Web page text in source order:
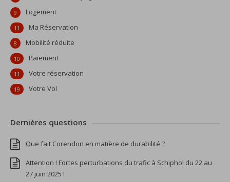
Logement
9
Ma Réservation
11
Mobilité réduite
8
Paiement
10
Votre réservation
11
Votre Vol
19
Dernières questions
Que fait Corendon en matière de durabilité ?
Attention ! Fortes perturbations du trafic à Schiphol du 22 au
27 juin 2025 !